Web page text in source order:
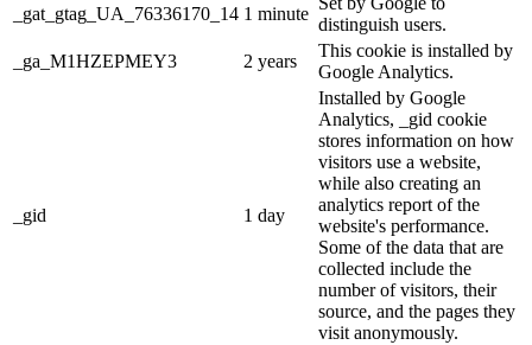
_gat_gtag_UA_76336170_14 1 minute
distinguish users.
_ga_M1HZEPMEY3
2 years
This cookie is installed by
Google Analytics.
_gid 1 day
Installed by Google
Analytics, _gid cookie
stores information on how
visitors use a website,
while also creating an
analytics report of the
website's performance.
Some of the data that are
collected include the
number of visitors, their
source, and the pages they
visit anonymously.